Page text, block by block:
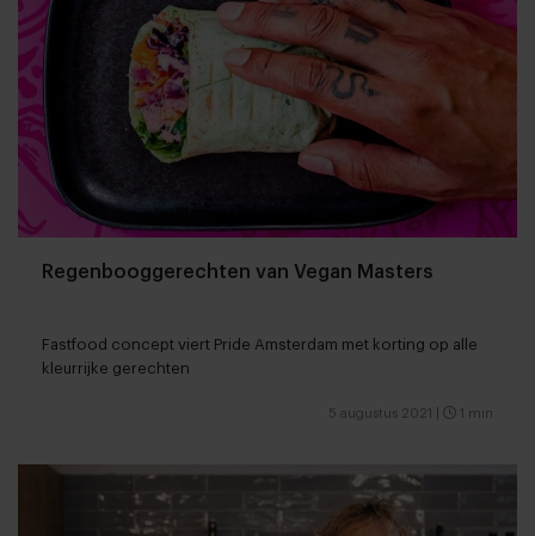
Regenbooggerechten van Vegan Masters
Fastfood concept viert Pride Amsterdam met korting op alle
kleurrijke gerechten
5 augustus 2021 1 min